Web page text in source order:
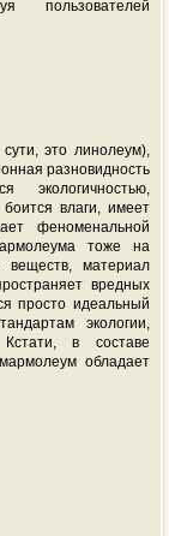
пользователей
это линолеум),
разновидность
влаги, имеет
феноменальной
тоже на
веществ, материал
вредных
просто идеальный
экологии,
в составе
обладает